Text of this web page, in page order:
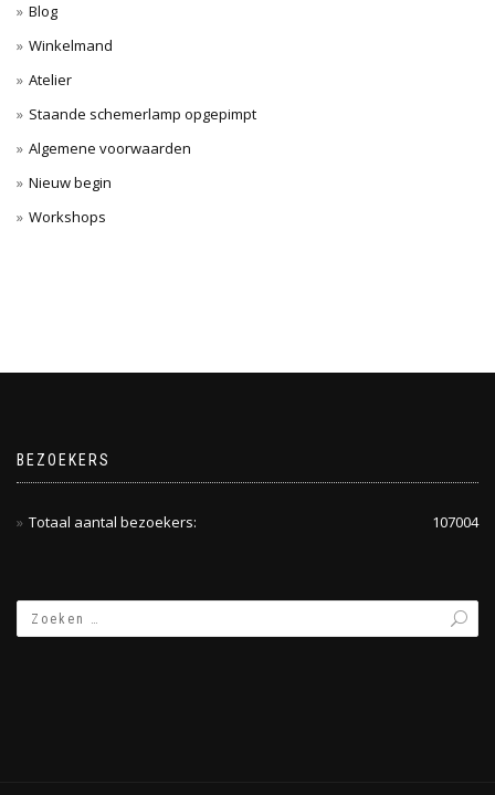
Blog
Winkelmand
Atelier
Staande schemerlamp opgepimpt
Algemene voorwaarden
Nieuw begin
Workshops
BEZOEKERS
107004
Totaal aantal bezoekers: